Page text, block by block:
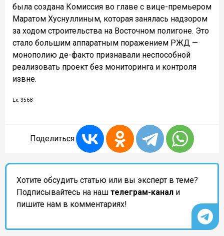
была создана Комиссия во главе с вице-премьером
Маратом Хуснуллиным, которая занялась надзором
за ходом строительства на Восточном полигоне. Это
стало большим аппаратным поражением РЖД —
монополию де-факто признавали неспособной
реализовать проект без мониторинга и контроля
извне.
Lx: 3568
Поделиться:
Хотите обсудить статью или вы эксперт в теме?
Подписывайтесь на наш телеграм-канал и
пишите нам в комментариях!